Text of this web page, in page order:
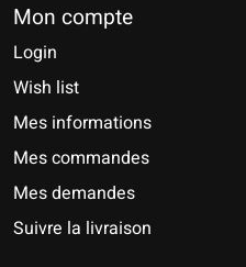
Mon compte
Login
Wish list
Mes informations
Mes commandes
Mes demandes
Suivre la livraison